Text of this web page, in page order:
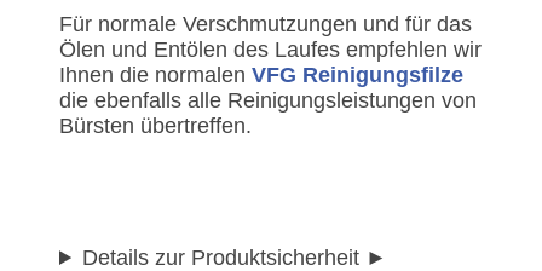
Für normale Verschmutzungen und für das
Ölen und Entölen des Laufes empfehlen wir
Ihnen die normalen VFG Reinigungsfilze
die ebenfalls alle Reinigungsleistungen von
Bürsten übertreffen.
Details zur Produktsicherheit